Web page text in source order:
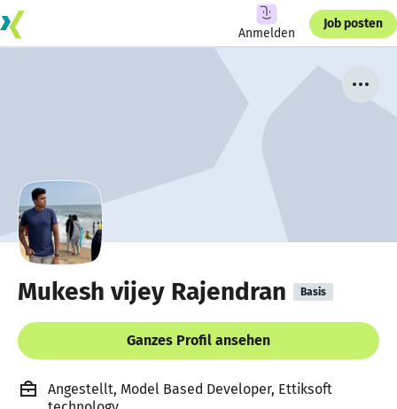
Anmelden
Job posten
Mukesh vijey Rajendran Basis
Ganzes Profil ansehen
Angestellt, Model Based Developer, Ettiksoft